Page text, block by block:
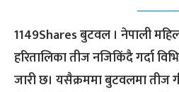
1149Shares बुटवल । नेपाली
हरितालिका तीज नजिकिंदै गर्दा
जारी छ। यसैक्रममा बुटवलमा तीज